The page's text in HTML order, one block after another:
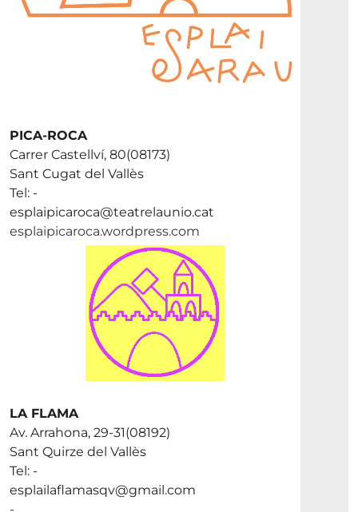
PICA-ROCA
Carrer Castellví, 80(08173)
Sant Cugat del Vallès
Tel: -
esplaipicaroca@teatrelaunio.cat
esplaipicaroca.wordpress.com
LA FLAMA
Av. Arrahona, 29-31(08192)
Sant Quirze del Vallès
Tel: -
esplailaflamasqv@gmail.com